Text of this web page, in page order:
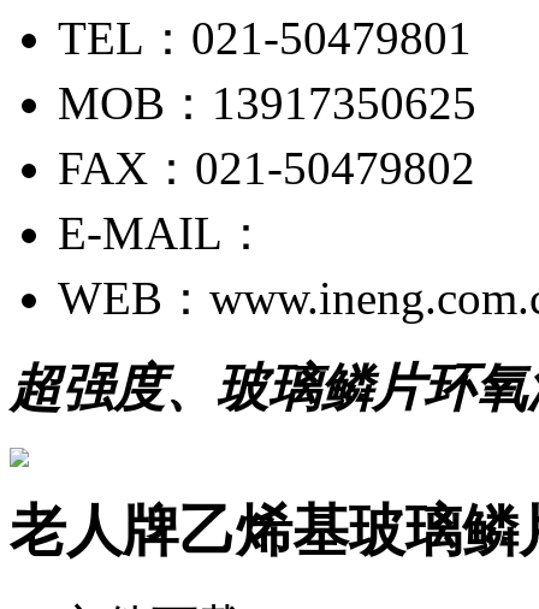
TEL：021-50479801
MOB：13917350625
FAX：021-50479802
E-MAIL：
WEB：
超强度、玻璃鳞片环氧
老人牌乙烯基玻璃鳞